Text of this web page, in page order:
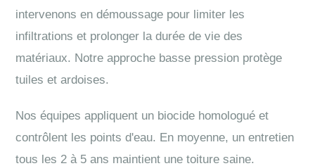
intervenons en démoussage pour limiter les
infiltrations et prolonger la durée de vie des
matériaux. Notre approche basse pression protège
tuiles et ardoises.
Nos équipes appliquent un biocide homologué et
contrôlent les points d'eau. En moyenne, un entretien
tous les 2 à 5 ans maintient une toiture saine.